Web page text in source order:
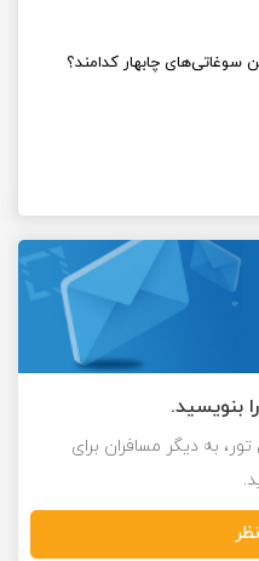
سوغاتی‌های چابهار کدامند؟
بنویسید.
به دیگر مسافران برای